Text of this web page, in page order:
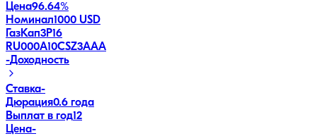
Цена96.64%
Номинал1000 USD
ГазКап3P16
RU000A10CSZ3AAA
-Доходность
Ставка-
Дюрация0.6 года
Выплат в год12
Цена-